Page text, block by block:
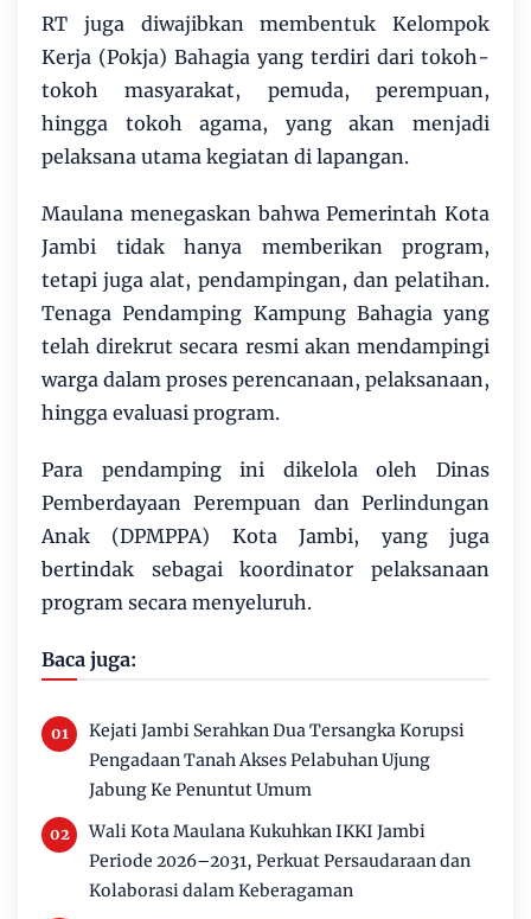
RT juga diwajibkan membentuk Kelompok
Kerja (Pokja) Bahagia yang terdiri dari tokoh-
tokoh masyarakat, pemuda, perempuan,
hingga tokoh agama, yang akan menjadi
pelaksana utama kegiatan di lapangan.
Maulana menegaskan bahwa Pemerintah Kota
Jambi tidak hanya memberikan program,
tetapi juga alat, pendampingan, dan pelatihan.
Tenaga Pendamping Kampung Bahagia yang
telah direkrut secara resmi akan mendampingi
warga dalam proses perencanaan, pelaksanaan,
hingga evaluasi program.
Para pendamping ini dikelola oleh Dinas
Pemberdayaan Perempuan dan Perlindungan
Anak (DPMPPA) Kota Jambi, yang juga
bertindak sebagai koordinator pelaksanaan
program secara menyeluruh.
Baca juga:
Kejati Jambi Serahkan Dua Tersangka Korupsi
Pengadaan Tanah Akses Pelabuhan Ujung
Jabung Ke Penuntut Umum
Wali Kota Maulana Kukuhkan IKKI Jambi
Periode 2026–2031, Perkuat Persaudaraan dan
Kolaborasi dalam Keberagaman